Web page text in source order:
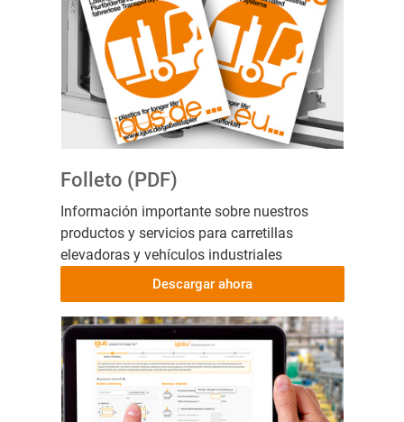
Folleto (PDF)
Información importante sobre nuestros
productos y servicios para carretillas
elevadoras y vehículos industriales
Descargar ahora